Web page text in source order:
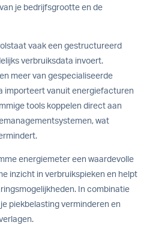
je bedrijfsgrootte en de
vaak een gestructureerd
verbruiksdata invoert.
meer van gespecialiseerde
importeert vanuit energiefacturen
tools koppelen direct aan
wat
energiemeter een waardevolle
inzicht in verbruikspieken en helpt
In combinatie
je piekbelasting verminderen en